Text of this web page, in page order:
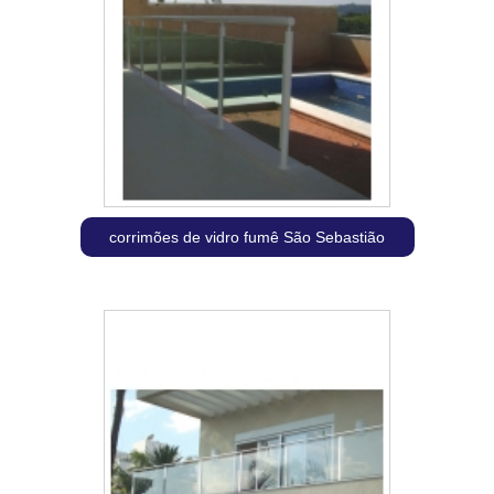
corrimões de vidro fumê São Sebastião